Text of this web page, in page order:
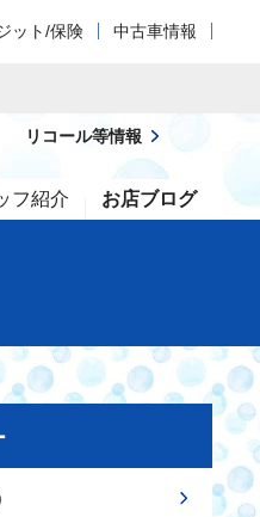
ット/保険 中古車情報
フ紹介 お店ブログ
リコール等情報